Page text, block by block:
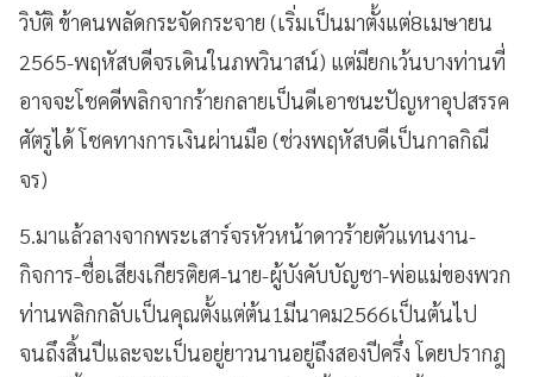
วิบัติ ข้าคนพลัดกระจัดกระจาย (เริ่มเป็นมาตั้งแต่8เมษายน
2565-พฤหัสบดีจรเดินในภพวินาสน์) แต่มียกเว้นบางท่านที่
อาจจะโชคดีพลิกจากร้ายกลายเป็นดีเอาชนะปัญหาอุปสรรค
ศัตรูได้ โชคทางการเงินผ่านมือ (ช่วงพฤหัสบดีเป็นกาลกิณี
จร)
5.มาแล้วลางจากพระเสาร์จรหัวหน้าดาวร้ายตัวแทนงาน-
กิจการ-ชื่อเสียงเกียรติยศ-นาย-ผู้บังคับบัญชา-พ่อแม่ของพวก
ท่านพลิกกลับเป็นคุณตั้งแต่ต้น1มีนาคม2566เป็นต้นไป
จนถึงสิ้นปีและจะเป็นอยู่ยาวนานอยู่ถึงสองปีครึ่ง โดยปรากฎ